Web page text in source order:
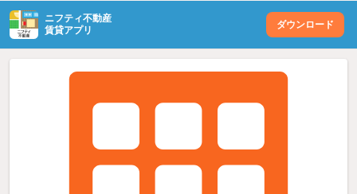
ニフティ不動産
賃貸アプリ
ダウンロード